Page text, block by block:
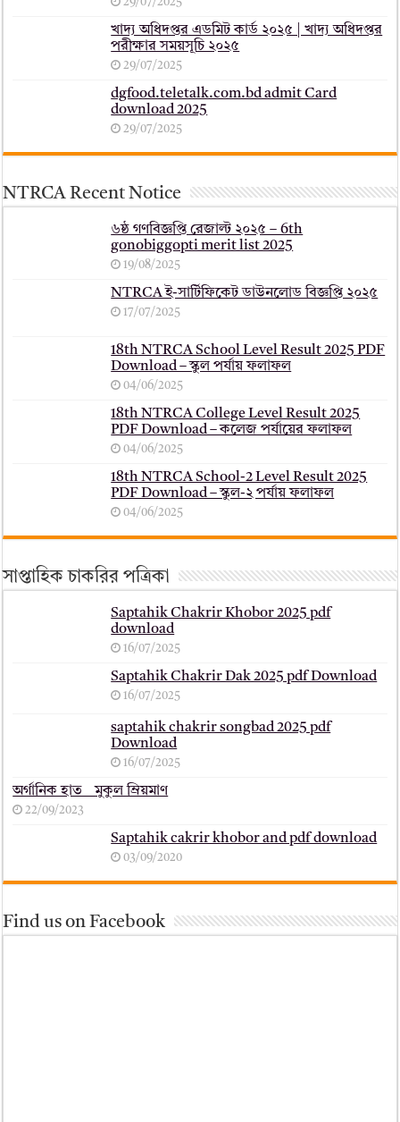
29/07/2025
খাদ্য অধিদপ্তর এডমিট কার্ড ২০২৫ | খাদ্য অধিদপ্তর
পরীক্ষার সময়সূচি ২০২৫
29/07/2025
dgfood.teletalk.com.bd admit Card
download 2025
29/07/2025
NTRCA Recent Notice
৬ষ্ঠ গণবিজ্ঞপ্তি রেজাল্ট ২০২৫ – 6th
gonobiggopti merit list 2025
19/08/2025
NTRCA ই-সার্টিফিকেট ডাউনলোড বিজ্ঞপ্তি ২০২৫
17/07/2025
18th NTRCA School Level Result 2025 PDF
Download – স্কুল পর্যায় ফলাফল
04/06/2025
18th NTRCA College Level Result 2025
PDF Download – কলেজ পর্যায়ের ফলাফল
04/06/2025
18th NTRCA School-2 Level Result 2025
PDF Download – স্কুল-২ পর্যায় ফলাফল
04/06/2025
সাপ্তাহিক চাকরির পত্রিকা
Saptahik Chakrir Khobor 2025 pdf
download
16/07/2025
Saptahik Chakrir Dak 2025 pdf Download
16/07/2025
saptahik chakrir songbad 2025 pdf
Download
16/07/2025
অর্গানিক হাত _ মুকুল ম্রিয়মাণ
22/09/2023
Saptahik cakrir khobor and pdf download
03/09/2020
Find us on Facebook